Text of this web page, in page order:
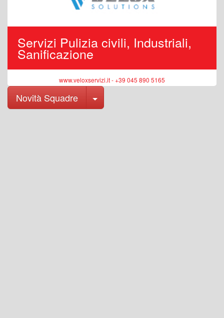
Servizi Pulizia civili, Industriali,
Sanificazione
www.veloxservizi.it - +39 045 890 5165
Novità Squadre Toggle Dropdown